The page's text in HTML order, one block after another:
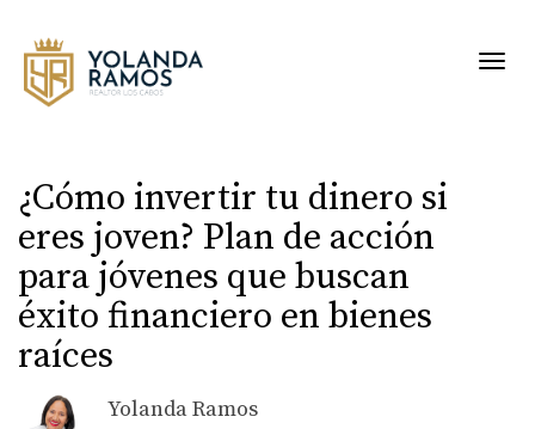
¿Cómo invertir tu dinero si
eres joven? Plan de acción
para jóvenes que buscan
éxito financiero en bienes
raíces
Yolanda Ramos